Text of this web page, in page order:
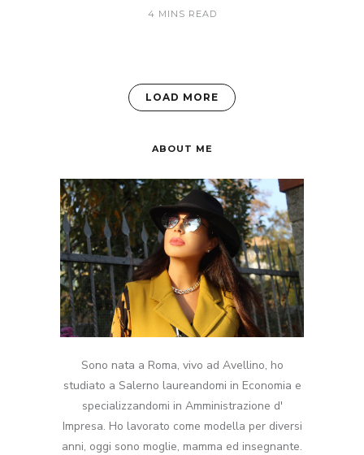
4 MINS READ
LOAD MORE
ABOUT ME
Sono nata a Roma, vivo ad Avellino, ho
studiato a Salerno laureandomi in Economia e
specializzandomi in Amministrazione d'
Impresa. Ho lavorato come modella per diversi
anni, oggi sono moglie, mamma ed insegnante.